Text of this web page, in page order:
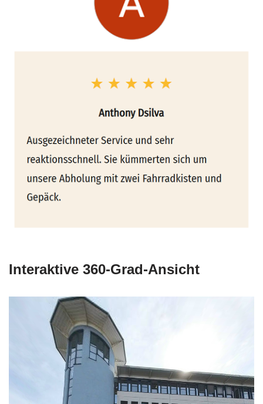
Interaktive 360-Grad-Ansicht